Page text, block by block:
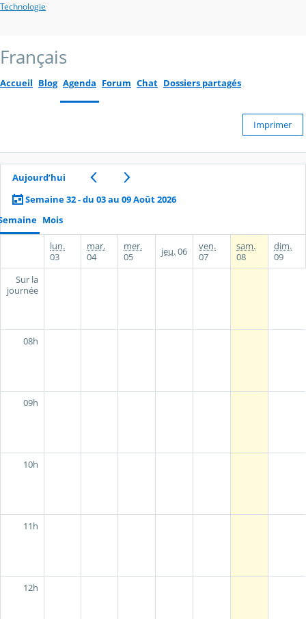
Technologie
Français
Accueil Blog Agenda Forum Chat Dossiers partagés
Imprimer
Aujourd’hui
Semaine 32 - du 03 au 09 Août 2026
Mois
lun.
03
mar.
04
mer.
05
jeu.06
ven.
07
sam.
08
dim.
09
Sur la
journée
08h
09h
10h
11h
12h